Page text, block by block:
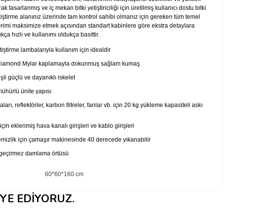
tasarlanmış ve iç mekan bitki yetiştiriciliği için üretilmiş kullanıcı dostu bitki
alanınız üzerinde tam kontrol sahibi olmanız için gereken tüm temel
maksimize etmek açısından standart kabinlere göre ekstra detaylara
hızlı ve kullanımı oldukça basittir.
lambalarıyla kullanım için idealdir
Mylar kaplamayla dokunmuş sağlam kumaş
güçlü ve dayanıklı iskelet
ünite yapısı
reflektörler, karbon filtreler, fanlar vb. için 20 kg yükleme kapasiteli askı
eklenmiş hava kanalı girişleri ve kablo girişleri
için çamaşır makinesinde 40 derecede yıkanabilir
damlama örtüsü
60*60*160 cm
1x 60*60 cm
EDIYORUZ.